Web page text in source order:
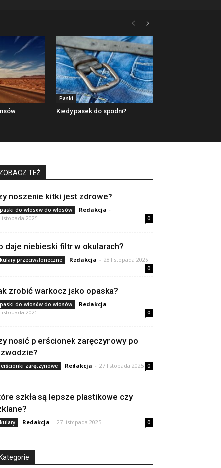
Paski
Kiedy pasek do spodni?
ZOBACZ TEŻ
noszenie kitki jest zdrowe?
do włosów do włosów Redakcja -
2025
0
daje niebieski filtr w okularach?
przeciwsłoneczne Redakcja - 28 listopada 2025
0
zrobić warkocz jako opaska?
do włosów do włosów Redakcja -
2025
0
nosić pierścionek zaręczynowy po
zaręczynowe Redakcja - 27 listopada 2025 0
szkła są lepsze plastikowe czy
Redakcja - 27 listopada 2025 0
Kategorie